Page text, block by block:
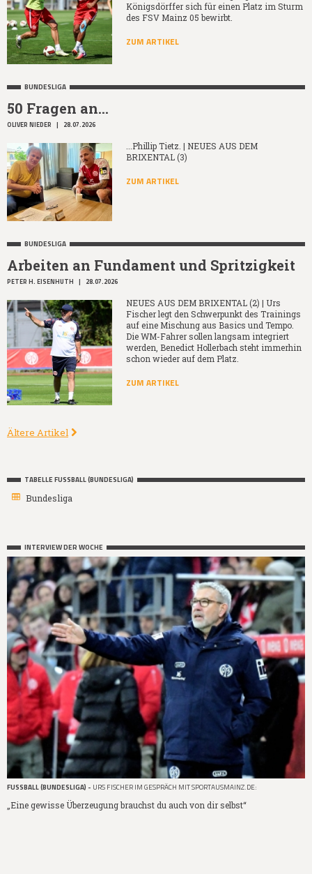
Königsdörffer sich für einen Platz im Sturm
des FSV Mainz 05 bewirbt.
ZUM ARTIKEL
BUNDESLIGA
50 Fragen an...
OLIVER NIEDER | 28.07.2026
...Phillip Tietz. | NEUES AUS DEM
BRIXENTAL (3)
ZUM ARTIKEL
BUNDESLIGA
Arbeiten an Fundament und Spritzigkeit
PETER H. EISENHUTH | 28.07.2026
NEUES AUS DEM BRIXENTAL (2) | Urs
Fischer legt den Schwerpunkt des Trainings
auf eine Mischung aus Basics und Tempo.
Die WM-Fahrer sollen langsam integriert
werden, Benedict Hollerbach steht immerhin
schon wieder auf dem Platz.
ZUM ARTIKEL
Ältere Artikel
TABELLE FUSSBALL (BUNDESLIGA)
Bundesliga
INTERVIEW DER WOCHE
FUSSBALL (BUNDESLIGA) - URS FISCHER IM GESPRÄCH MIT SPORTAUSMAINZ.DE:
„Eine gewisse Überzeugung brauchst du auch von dir selbst“